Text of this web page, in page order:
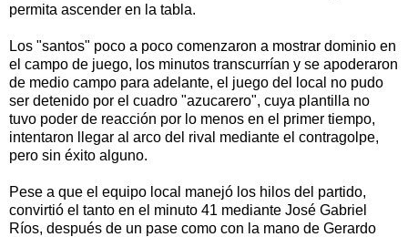
permita ascender en la tabla.
Los "santos" poco a poco comenzaron a mostrar dominio en
el campo de juego, los minutos transcurrían y se apoderaron
de medio campo para adelante, el juego del local no pudo
ser detenido por el cuadro "azucarero", cuya plantilla no
tuvo poder de reacción por lo menos en el primer tiempo,
intentaron llegar al arco del rival mediante el contragolpe,
pero sin éxito alguno.
Pese a que el equipo local manejó los hilos del partido,
convirtió el tanto en el minuto 41 mediante José Gabriel
Ríos, después de un pase como con la mano de Gerardo